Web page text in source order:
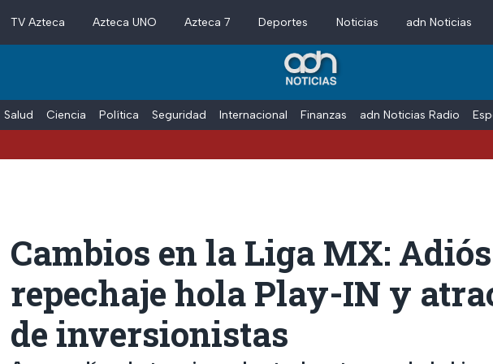
TV Azteca Azteca UNO Azteca 7 Deportes Noticias adn Noticias
Salud Ciencia Política Seguridad Internacional Finanzas adn Noticias Radio
Cambios en la Liga MX: Adiós
repechaje hola Play-IN y
de inversionistas